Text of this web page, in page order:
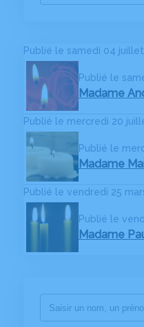
Publié le samedi 04
Publié le
Madame
Publié le mercredi 20
Publié le
Madame
Publié le vendredi 25
Publié le
Madame